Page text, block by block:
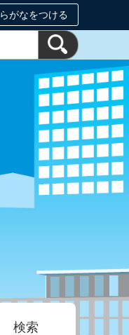
がなをつける
検索